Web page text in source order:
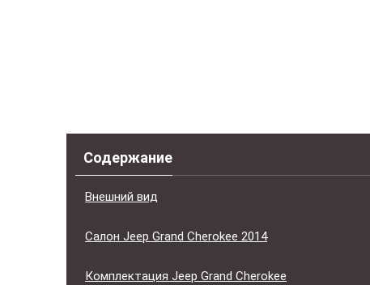
Содержание
Внешний вид
Салон Jeep Grand Cherokee 2014
Комплектация Jeep Grand Cherokee